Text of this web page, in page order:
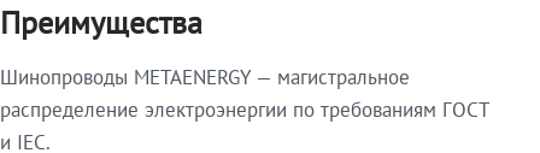
Преимущества
Шинопроводы METAENERGY — магистральное
распределение электроэнергии по требованиям ГОСТ
и IEC.